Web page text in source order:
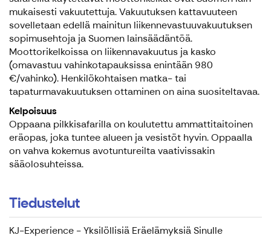
mukaisesti vakuutettuja. Vakuutuksen kattavuuteen
sovelletaan edellä mainitun liikennevastuuvakuutuksen
sopimusehtoja ja Suomen lainsäädäntöä.
Moottorikelkoissa on liikennavakuutus ja kasko
(omavastuu vahinkotapauksissa enintään 980
€/vahinko). Henkilökohtaisen matka- tai
tapaturmavakuutuksen ottaminen on aina suositeltavaa.
Kelpoisuus
Oppaana pilkkisafarilla on koulutettu ammattitaitoinen
eräopas, joka tuntee alueen ja vesistöt hyvin. Oppaalla
on vahva kokemus avotuntureilta vaativissakin
sääolosuhteissa.
Tiedustelut
KJ-Experience - Yksilöllisiä Eräelämyksiä Sinulle